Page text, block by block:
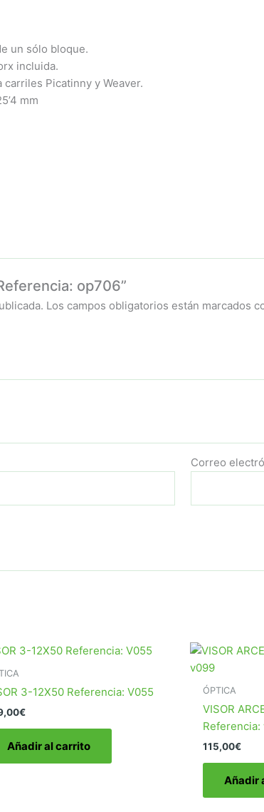
un sólo bloque.
incluida.
Picatinny y Weaver.
mm
op706”
Los campos obligatorios están marcados
Correo
3-12X50 Referencia: V055
€
Añadir al carrito
ÓPTICA
VISOR
Referencia:
115,00€
Añadir